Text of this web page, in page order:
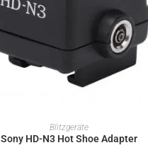
IN DEN WARENKORB
Blitzgeräte
Sony HD-N3 Hot Shoe Adapter